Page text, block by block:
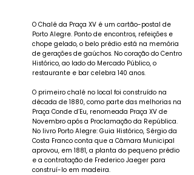
O Chalé da Praça XV é um cartão-postal de
Porto Alegre. Ponto de encontros, refeições e
chope gelado, o belo prédio está na memória
de gerações de gaúchos. No coração do Centro
Histórico, ao lado do Mercado Público, o
restaurante e bar celebra 140 anos.
O primeiro chalé no local foi construído na
década de 1880, como parte das melhorias na
Praça Conde d’Eu, renomeada Praça XV de
Novembro após a Proclamação da República.
No livro Porto Alegre: Guia Histórico, Sérgio da
Costa Franco conta que a Câmara Municipal
aprovou, em 1881, a planta do pequeno prédio
e a contratação de Frederico Jaeger para
construí-lo em madeira.